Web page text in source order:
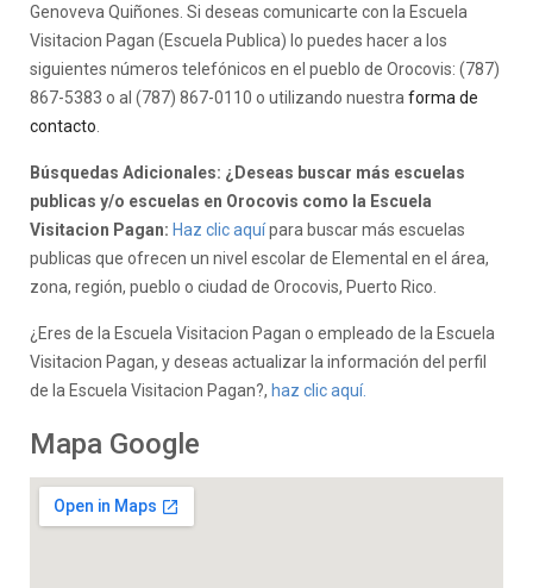
Genoveva Quiñones. Si deseas comunicarte con la Escuela
Visitacion Pagan (Escuela Publica) lo puedes hacer a los
siguientes números telefónicos en el pueblo de Orocovis: (787)
867-5383 o al (787) 867-0110 o utilizando nuestra forma de
contacto
Búsquedas Adicionales: ¿Deseas buscar más escuelas
publicas y/o escuelas en Orocovis como la Escuela
Visitacion Pagan: Haz clic aquípara buscar más escuelas
publicas que ofrecen un nivel escolar de Elemental en el área,
zona, región, pueblo o ciudad de Orocovis, Puerto Rico.
¿Eres de la Escuela Visitacion Pagan o empleado de la Escuela
Visitacion Pagan, y deseas actualizar la información del perfil
de la Escuela Visitacion Pagan?, haz clic aquí.
Mapa Google